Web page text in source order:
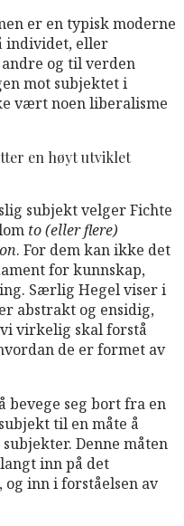
er en typisk moderne
individet, eller
og til verden
mot subjektet i
vært noen liberalisme
en høyt utviklet
subjekt velger Fichte
to (eller flere)
. For dem kan ikke det
for kunnskap,
Særlig Hegel viser i
abstrakt og ensidig,
virkelig skal forstå
de er formet av
bevege seg bort fra en
til en måte å
Denne måten
inn på det
inn i forståelsen av